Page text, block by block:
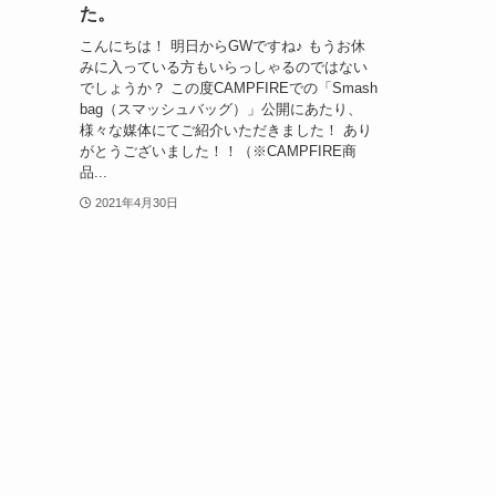
た。
こんにちは！ 明日からGWですね♪ もうお休
みに入っている方もいらっしゃるのではない
でしょうか？ この度CAMPFIREでの「Smash
bag（スマッシュバッグ）」公開にあたり、
様々な媒体にてご紹介いただきました！ あり
がとうございました！！（※CAMPFIRE商
品...
2021年4月30日